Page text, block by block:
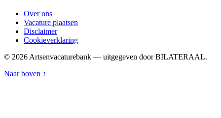
Over ons
Vacature plaatsen
Disclaimer
Cookieverklaring
© 2026 Artsenvacaturebank — uitgegeven door BILATERAAL.
Naar boven ↑